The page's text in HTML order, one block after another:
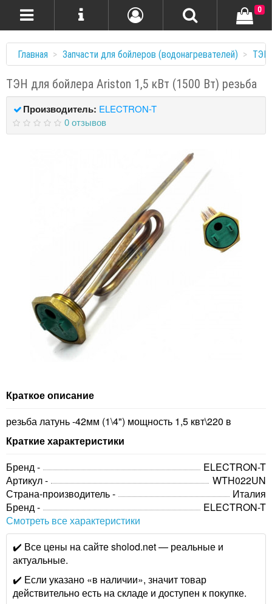
0
Главная Запчасти для бойлеров (водонагревателей)
ТЭН для бойлера Ariston 1,5 кВт (1500 Вт) резьба
Производитель: ELECTRON-T
0 отзывов
Краткое описание
резьба латунь -42мм (1\4") мощность 1,5 квт\220 в
Краткие характеристики
Бренд -
ELECTRON-T
Артикул -
WTH022UN
Страна-производитель -
Италия
Бренд -
ELECTRON-T
Смотреть все характеристики
✔️ Все цены на сайте sholod.net — реальные и
актуальные.
✔️ Если указано «в наличии», значит товар
действительно есть на складе и доступен к покупке.